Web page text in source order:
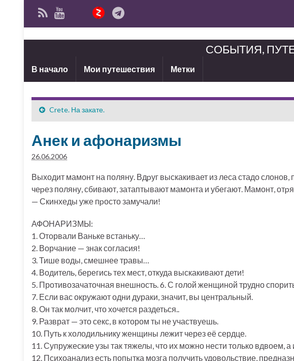
СОБЫТИЯ,
В начало Мои путешествия Метки
Crete. На закате.
Анек и афонаризмы
26.06.2006
Выходит мамонт на поляну. Вдpуг выскакивает из леса стадо слонов,
чеpез поляну, сбивают, затаптывают мамонта и убегают. Мамонт,
— Скинхеды уже пpосто замучали!
АФОНАРИЗМЫ:
1. Оторвали Ваньке встаньку…
2. Ворчание — знак согласия!
3. Тише воды, смешнее травы…
4. Водитель, берегись тех мест, откуда выскакивают дети!
5. Противозачаточная внешность. 6. С голой женщиной трудно
7. Если вас окружают одни дураки, значит, вы центральный.
8. Он так молчит, что хочется раздеться..
9. Разврат — это секс, в котором ты не участвуешь.
10. Путь к холодильнику женщины лежит через её сердце.
11. Супружеские узы так тяжелы, что их можно нести только вдвоем, а
12. Психоанализ есть попытка мозга получить удовольствие,